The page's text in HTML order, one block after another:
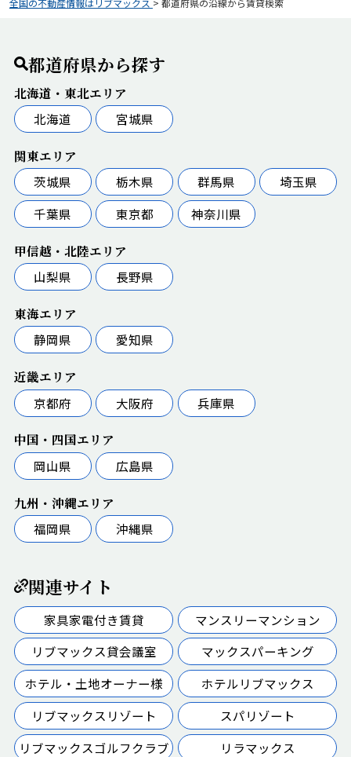
全国の不動産情報はリブマックス > 都道府県の沿線から賃貸検索
都道府県から探す
北海道・東北エリア
北海道
宮城県
関東エリア
茨城県
栃木県 群馬県
埼玉県
千葉県
東京都 神奈川県
甲信越・北陸エリア
山梨県
長野県
東海エリア
静岡県
愛知県
近畿エリア
京都府
大阪府 兵庫県
中国・四国エリア
岡山県
広島県
九州・沖縄エリア
福岡県
沖縄県
関連サイト
家具家電付き賃貸
マンスリーマンション
リブマックス貸会議室
マックスパーキング
ホテル・土地オーナー様
ホテルリブマックス
リブマックスリゾート
スパリゾート
リブマックスゴルフクラブ
リラマックス